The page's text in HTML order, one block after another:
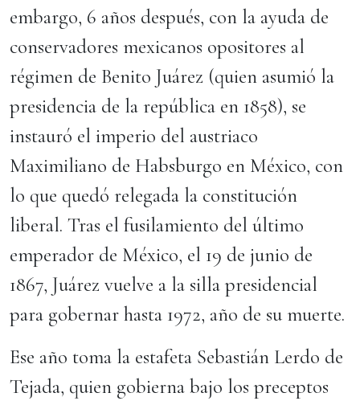
embargo, 6 años después, con la ayuda de
conservadores mexicanos opositores al
régimen de Benito Juárez (quien asumió la
presidencia de la república en 1858), se
instauró el imperio del austriaco
Maximiliano de Habsburgo en México, con
lo que quedó relegada la constitución
liberal. Tras el fusilamiento del último
emperador de México, el 19 de junio de
1867, Juárez vuelve a la silla presidencial
para gobernar hasta 1972, año de su muerte.
Ese año toma la estafeta Sebastián Lerdo de
Tejada, quien gobierna bajo los preceptos